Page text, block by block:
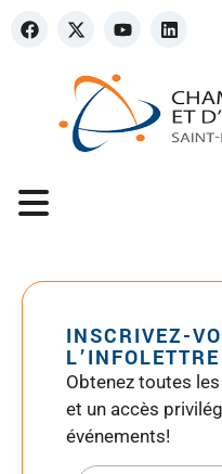
INSCRIVEZ-
L’INFOLETTRE
Obtenez toutes
et un accès
événements!